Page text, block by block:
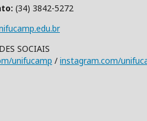
(34) 3842-5272
SOCIAIS
unifucamp / instagram.com/